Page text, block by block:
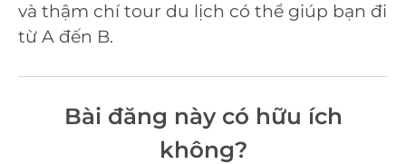
và thậm chí tour du lịch có thể giúp bạn đi
từ A đến B.
Bài đăng này có hữu ích
không?